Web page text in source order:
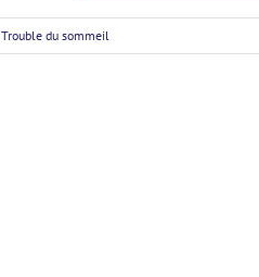
Trouble du sommeil